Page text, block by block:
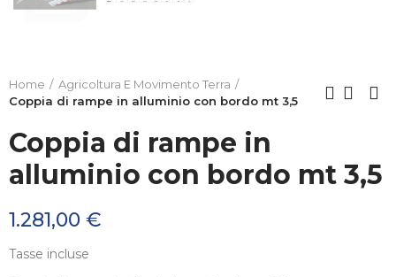
Home
Agricoltura E Movimento Terra
Coppia di rampe in alluminio con bordo mt 3,5
Coppia di rampe in
alluminio con bordo mt 3,5
1.281,00 €
Tasse incluse